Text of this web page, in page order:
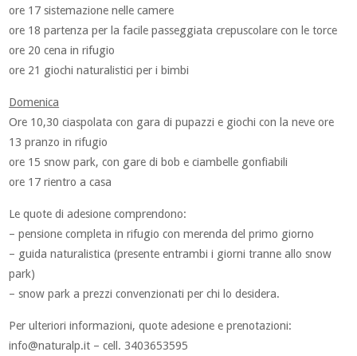
ore 17 sistemazione nelle camere
ore 18 partenza per la facile passeggiata crepuscolare con le torce
ore 20 cena in rifugio
ore 21 giochi naturalistici per i bimbi
Domenica
Ore 10,30 ciaspolata con gara di pupazzi e giochi con la neve ore
13 pranzo in rifugio
ore 15 snow park, con gare di bob e ciambelle gonfiabili
ore 17 rientro a casa
Le quote di adesione comprendono:
– pensione completa in rifugio con merenda del primo giorno
– guida naturalistica (presente entrambi i giorni tranne allo snow
park)
– snow park a prezzi convenzionati per chi lo desidera.
Per ulteriori informazioni, quote adesione e prenotazioni:
info@naturalp.it – cell. 3403653595